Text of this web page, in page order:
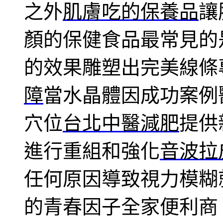
之外肌膚吃的保養品讓
顏的保健食品最常見
的效果雕塑出完美線
障當水晶體因成功案
穴位台北中醫減肥提
進行重組和強化音波拉
任何原因導致視力模
的青春因子全家便利商